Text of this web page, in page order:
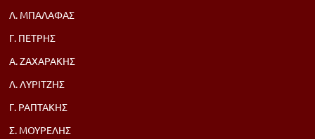
Λ. ΜΠΑΛΑΦΑΣ
Γ. ΠΕΤΡΗΣ
Α. ΖΑΧΑΡΑΚΗΣ
Λ. ΛΥΡΙΤΖΗΣ
Γ. ΡΑΠΤΑΚΗΣ
Σ. ΜΟΥΡΕΛΗΣ